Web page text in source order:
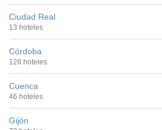
Ciudad Real
13 hoteles
Córdoba
126 hoteles
Cuenca
46 hoteles
Gijón